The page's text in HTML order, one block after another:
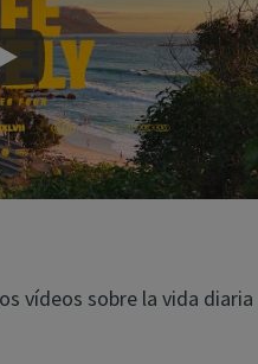
Play
vídeos sobre la vida diaria